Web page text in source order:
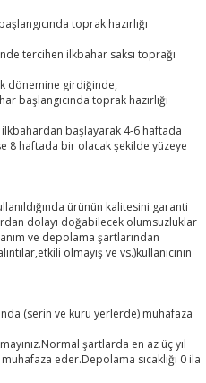
toprak hazırlığı
tercihen ilkbahar saksı toprağı
dönemine girdiğinde,
başlangıcında toprak hazırlığı
ilkbahardan başlayarak 4-6 haftada
8 haftada bir olacak şekilde yüzeye
ürünün kalitesini garanti
dolayı doğabilecek olumsuzluklar
ve depolama şartlarından
olmayış ve vs.)kullanıcının
(serin ve kuru yerlerde) muhafaza
şartlarda en az üç yıl
eder.Depolama sıcaklığı 0 ila